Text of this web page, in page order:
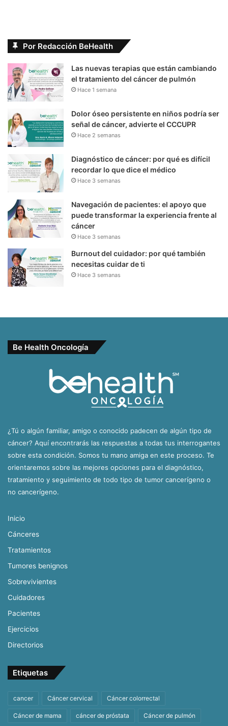
Por Redacción BeHealth
Las nuevas terapias que están cambiando
el tratamiento del cáncer de pulmón
Hace 1 semana
Dolor óseo persistente en niños podría ser
señal de cáncer, advierte el CCCUPR
Hace 2 semanas
Diagnóstico de cáncer: por qué es difícil
recordar lo que dice el médico
Hace 3 semanas
Navegación de pacientes: el apoyo que
puede transformar la experiencia frente al
cáncer
Hace 3 semanas
Burnout del cuidador: por qué también
necesitas cuidar de ti
Hace 3 semanas
Be Health Oncología
¿Tú o algún familiar, amigo o conocido padecen de algún tipo de
cáncer? Aquí encontrarás las respuestas a todas tus interrogantes
sobre esta condición. Somos tu mano amiga en este proceso. Te
orientaremos sobre las mejores opciones para el diagnóstico,
tratamiento y seguimiento de todo tipo de tumor cancerígeno o
no cancerígeno.
Inicio
Cánceres
Tratamientos
Tumores benignos
Sobrevivientes
Cuidadores
Pacientes
Ejercicios
Directorios
Etiquetas
cancer Cáncer cervical Cáncer colorrectal
Cáncer de mama cáncer de próstata Cáncer de pulmón